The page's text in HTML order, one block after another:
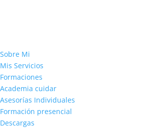
Sobre Mi
Mis Servicios
Formaciones
Academia cuidar
Asesorías Individuales
Formación presencial
Descargas